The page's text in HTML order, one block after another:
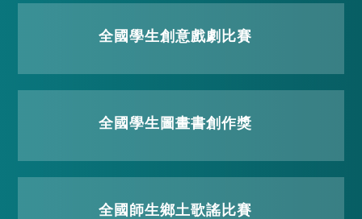
全國學生創意戲劇比賽
全國學生圖畫書創作獎
全國師生鄉土歌謠比賽